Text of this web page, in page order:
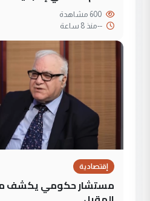
--منذ 8 ساعة
إقتصادية
مستشار حكومي يكشف